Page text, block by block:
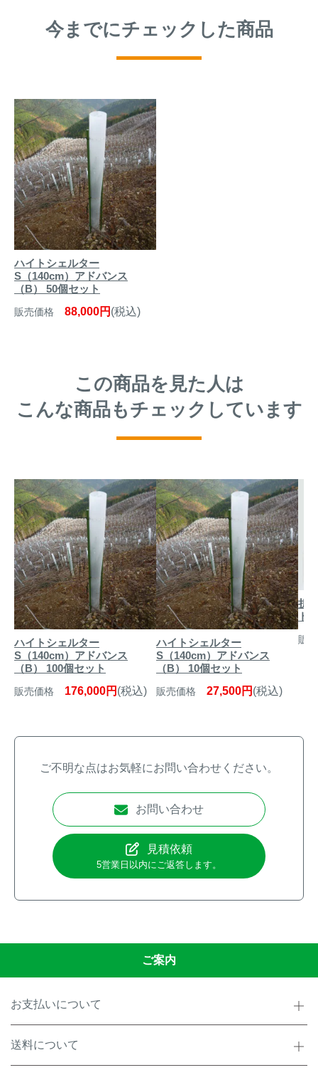
今までにチェックした商品
ハイトシェルター
S（140cm）アドバンス
（B） 50個セット
販売価格 88,000円 (税込)
この商品を見た人は
こんな商品もチェックしています
ハイトシェルター
S（140cm）アドバンス
（B） 100個セット
販売価格 176,000円 (税込)
ハイトシェルター
S（140cm）アドバンス
（B） 10個セット
販売価格 27,500円 (税込)
折
ト
販
ご不明な点はお気軽にお問い合わせください。
お問い合わせ
見積依頼
5営業日以内にご返答します。
ご案内
お支払いについて
送料について